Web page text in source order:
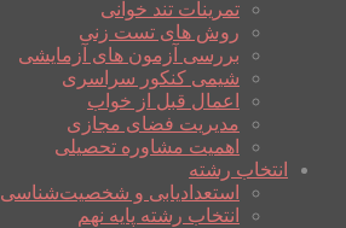
تمرینات تند خوانی
روش های تست زنی
بررسی آزمون های آزمایشی
شیمی کنکور سراسری
اعمال قبل از خواب
مدیریت فضای مجازی
اهمیت مشاوره تحصیلی
انتخاب رشته
استعدادیابی و شخصیت‌شناسی
انتخاب رشته پایه نهم